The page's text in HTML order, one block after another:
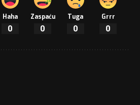
Haha
0
Zaspaću
0
Tuga
0
Grrr
0